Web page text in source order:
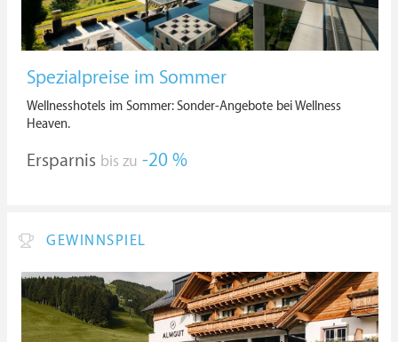
Spezialpreise im Sommer
Wellnesshotels im Sommer: Sonder-Angebote bei Wellness
Heaven.
Ersparnis bis zu -20 %
GEWINNSPIEL